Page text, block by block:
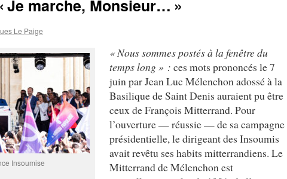
Je marche, Monsieur… »
Le Paige
Insoumise
« Nous sommes postés à la fenêtre du
temps long » : ces mots prononcés le 7
juin par Jean Luc Mélenchon adossé à la
Basilique de Saint Denis auraient pu être
ceux de François Mitterrand. Pour
l’ouverture — réussie — de sa campagne
présidentielle, le dirigeant des Insoumis
avait revêtu ses habits mitterrandiens. Le
Mitterrand de Mélenchon est